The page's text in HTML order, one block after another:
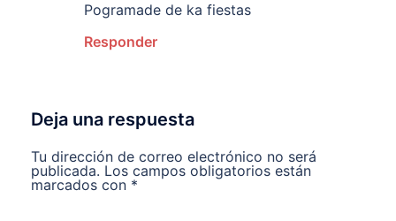
Pogramade de ka fiestas
Responder
Deja una respuesta
Tu dirección de correo electrónico no será
publicada. Los campos obligatorios están
marcados con *